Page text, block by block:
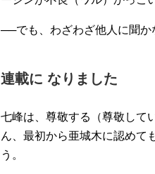
──でも、わざわざ他人に聞か
連載に なりました
七峰は、尊敬する（尊敬して
ん、最初から亜城木に認めて
う。